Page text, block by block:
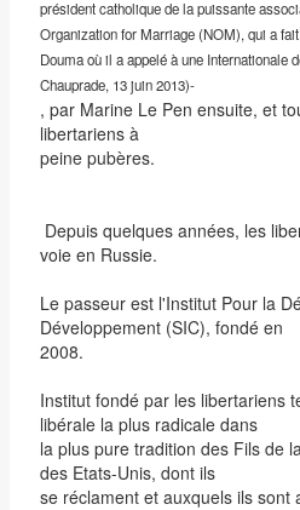
président catholique de la puissante
Organization for Marriage (NOM), qui a
Douma où il a appelé à une Internationale
Chauprade, 13 juin 2013)-
, par Marine Le Pen ensuite, et
libertariens à
peine pubères.
Depuis quelques années, les
voie en Russie.
Le passeur est l'Institut Pour la
Développement (SIC), fondé en
2008.
Institut fondé par les libertariens
libérale la plus radicale dans
la plus pure tradition des Fils de
des Etats-Unis, dont ils
se réclament et auxquels ils sont